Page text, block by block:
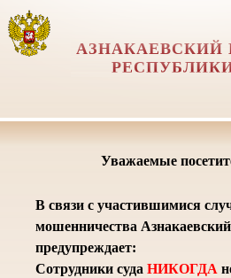
АЗНАКАЕВСКИЙ
Уважаемые
В связи с участившимися
мошенничества Азнакаевский
предупреждает:
Сотрудники суда НИКОГДА